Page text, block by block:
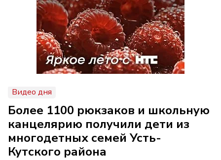
Видео дня
Более 1100 рюкзаков и школьную
канцелярию получили дети из
многодетных семей Усть-
Кутского района